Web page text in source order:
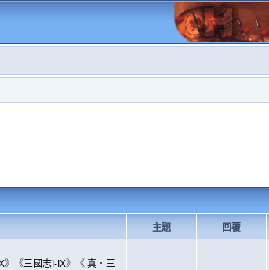
主題 回覆
》《三國志I-IX》《真．三